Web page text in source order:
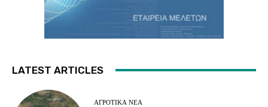
LATEST ARTICLES
ΑΓΡΟΤΙΚΆ ΝΈΑ